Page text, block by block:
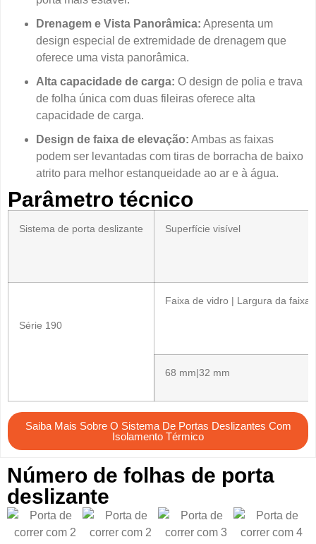
Drenagem e Vista Panorâmica: Apresenta um
design especial de extremidade de drenagem que
oferece uma vista panorâmica.
Alta capacidade de carga: O design de polia e trava
de folha única com duas fileiras oferece alta
capacidade de carga.
Design de faixa de elevação: Ambas as faixas
podem ser levantadas com tiras de borracha de baixo
atrito para melhor estanqueidade ao ar e à água.
Parâmetro técnico
Sistema de porta deslizante Superfície visível
Série 190
Faixa de vidro | Largura da faixa
68 mm|32 mm
Saiba Mais Sobre O Sistema De Portas Deslizantes Com
Isolamento Térmico
Número de folhas de porta
deslizante